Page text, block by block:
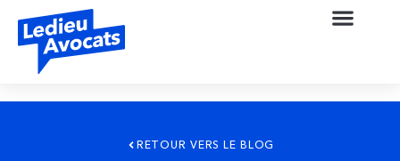
RETOUR VERS LE BLOG